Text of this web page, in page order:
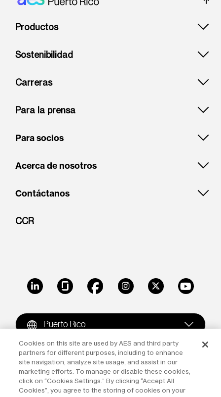
Footer: Puerto rico
Productos
Sostenibilidad
Carreras
Para la prensa
Para socios
Acerca de nosotros
Contáctanos
CCR
LinkedIn GlassdoorFacebookInstagramX Youtube
Puerto Rico
Copyright © 2009-2026 The AES Corporation. All rights
reserved.Terms of Use|Privacy
Reproduction in whole or in part in any form or medium
Cookies on this site are used by AES and third party
partners for different purposes, including to enhance
site navigation, analyze site usage, and assist in our
marketing efforts. To manage or disable these cookies,
click on “Cookies Settings.” By clicking “Accept All
Cookies”, you agree to the storing of cookies on your